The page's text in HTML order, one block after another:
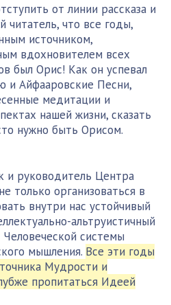
от линии рассказа и
читатель, что все годы,
источником,
вдохновителем всех
был Орис! Как он успевал
и Айфааровские Песни,
медитации и
нашей жизни, сказать
нужно быть Орисом.
и руководитель Центра
только организоваться в
внутри нас устойчивый
альтруистичный
системы
мышления. Все эти годы
Мудрости и
пропитаться Идеей